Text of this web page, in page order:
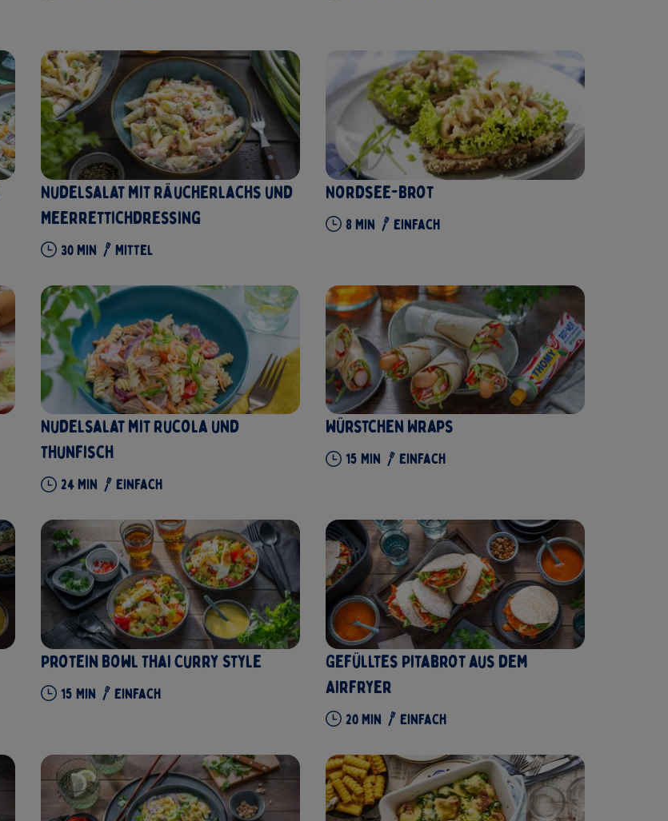
Nudelsalat mit Räucherlachs und
Meerrettichdressing
30Min Mittel
Nordsee-Brot
8 Min Einfach
Nudelsalat mit Rucola und
Thunfisch
24Min Einfach
Würstchen Wraps
15 Min Einfach
Protein Bowl Thai Curry Style
15 Min Einfach
Gefülltes Pitabrot aus dem
Airfryer
20Min Einfach